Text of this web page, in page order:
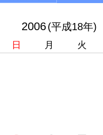
2006(平成18年)
日 月 火